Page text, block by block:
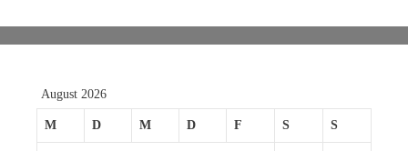
August 2026
M D M D F S S